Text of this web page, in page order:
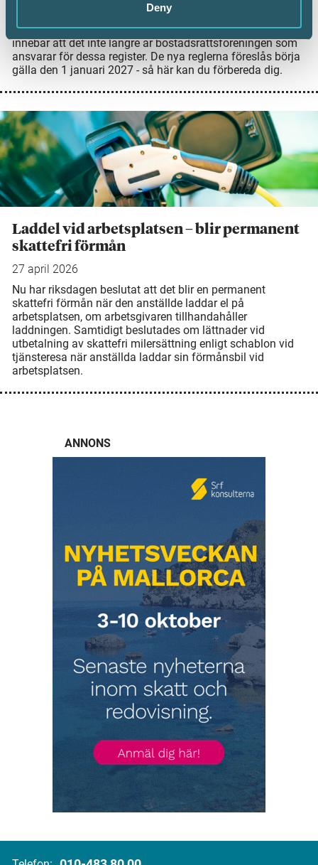
Deny
Riksdagen har nu beslutat att införa ett nationellt
bostadsrättsregister som ska föras av Lantmäteriet. Detta
innebär att det inte längre är bostadsrättsföreningen som
ansvarar för dessa register. De nya reglerna föreslås börja
gälla den 1 januari 2027 - så här kan du förbereda dig.
Laddel vid arbetsplatsen – blir permanent
skattefri förmån
27 april 2026
Nu har riksdagen beslutat att det blir en permanent
skattefri förmån när den anställde laddar el på
arbetsplatsen, om arbetsgivaren tillhandahåller
laddningen. Samtidigt beslutades om lättnader vid
utbetalning av skattefri milersättning enligt schablon vid
tjänsteresa när anställda laddar sin förmånsbil vid
arbetsplatsen.
ANNONS